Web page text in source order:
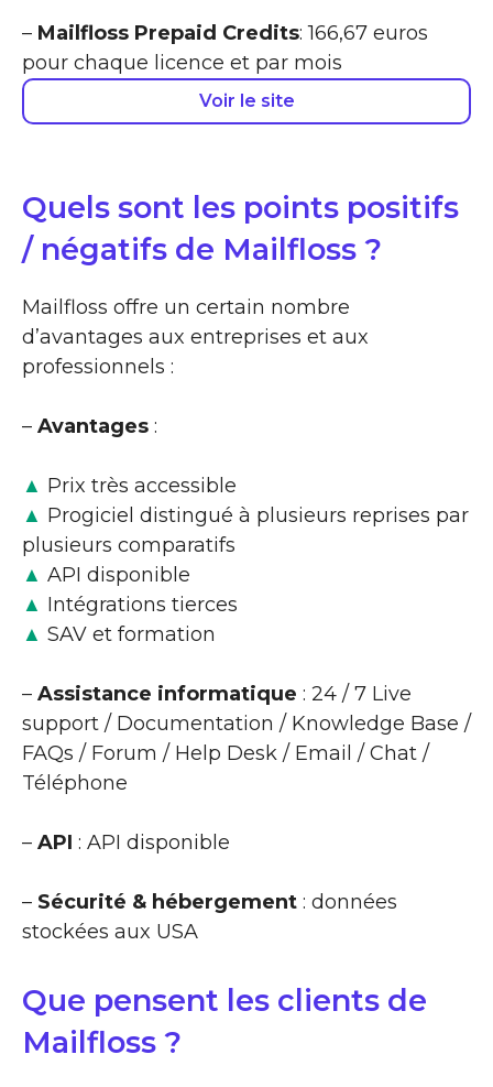
– Mailfloss Prepaid Credits: 166,67 euros
pour chaque licence et par mois
Voir le site
Quels sont les points positifs
/ négatifs de Mailfloss ?
Mailfloss offre un certain nombre
d’avantages aux entreprises et aux
professionnels :
– Avantages :
▲ Prix très accessible
▲ Progiciel distingué à plusieurs reprises par
plusieurs comparatifs
▲ API disponible
▲ Intégrations tierces
▲ SAV et formation
– Assistance informatique : 24 / 7 Live
support / Documentation / Knowledge Base /
FAQs / Forum / Help Desk / Email / Chat /
Téléphone
– API : API disponible
– Sécurité & hébergement : données
stockées aux USA
Que pensent les clients de
Mailfloss ?